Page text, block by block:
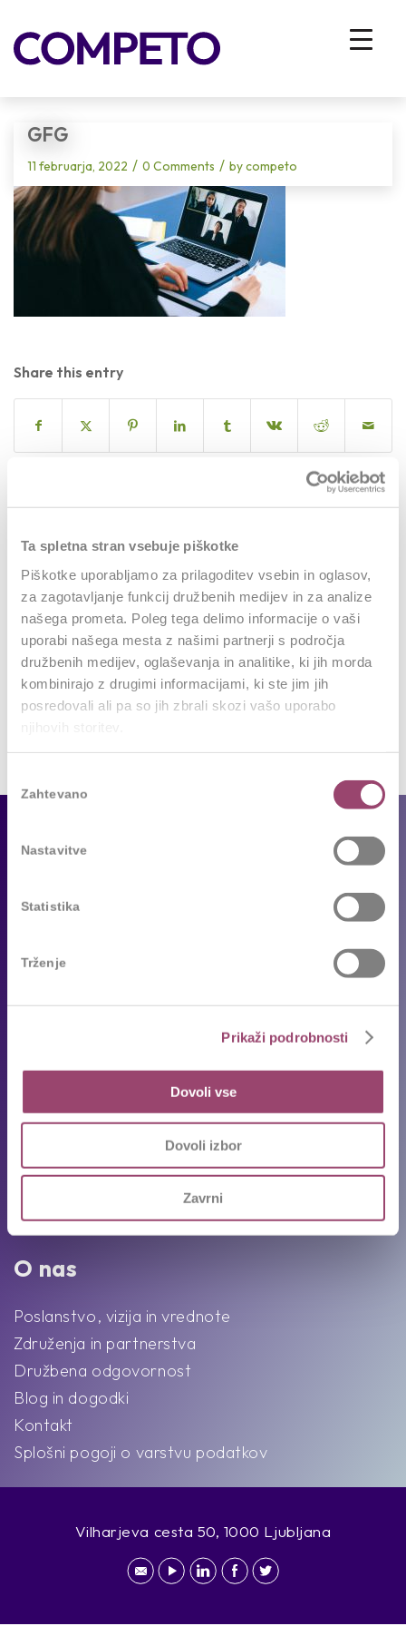
Ta spletna stran vsebuje piškotke
Piškotke uporabljamo za prilagoditev vsebin in oglasov,
za zagotavljanje funkcij družbenih medijev in za analize
našega prometa. Poleg tega delimo informacije o vaši
uporabi našega mesta z našimi partnerji s področja
družbenih medijev, oglaševanja in analitike, ki jih morda
kombinirajo z drugimi informacijami, ki ste jim jih
posredovali ali pa so jih zbrali skozi vašo uporabo
soglasja
Zahtevano
Nastavitve
Statistika
Trženje
Prikaži podrobnosti
Dovoli vse
Dovoli izbor
Zavrni
You are here: Home Vhodna stran
/
Smo (za)res dovolj povezani? – Hibridno delo in vzdrževanje odnosov
GFG
11 februarja, 2022 / 0 Comments / bycompeto
Share this entry
0
REPLIES
Leave a Reply
Want to join the discussion?
Feel free to contribute!
Za objavo komentarja se morate prijaviti.
Reference
Za kandidate
Pogosta vprašanja
Karierni napotki in nasveti
Ekipa
Intervju s Competovci
O nas
Poslanstvo, vizija in vrednote
Združenja in partnerstva
Družbena odgovornost
Blog in dogodki
Kontakt
Splošni pogoji o varstvu podatkov
Vilharjeva cesta 50, 1000 Ljubljana